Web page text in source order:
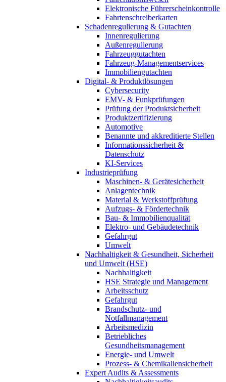
Elektronische Führerscheinkontrolle
Fahrtenschreiberkarten
Schadenregulierung & Gutachten
Innenregulierung
Außenregulierung
Fahrzeuggutachten
Fahrzeug-Managementservices
Immobiliengutachten
Digital- & Produktlösungen
Cybersecurity
EMV- & Funkprüfungen
Prüfung der Produktsicherheit
Produktzertifizierung
Automotive
Benannte und akkreditierte Stellen
Informationssicherheit &
Datenschutz
KI-Services
Industrieprüfung
Maschinen- & Gerätesicherheit
Anlagentechnik
Material & Werkstoffprüfung
Aufzugs- & Fördertechnik
Bau- & Immobilienqualität
Elektro- und Gebäudetechnik
Gefahrgut
Umwelt
Nachhaltigkeit & Gesundheit, Sicherheit
und Umwelt (HSE)
Nachhaltigkeit
HSE Strategie und Management
Arbeitsschutz
Gefahrgut
Brandschutz- und
Notfallmanagement
Arbeitsmedizin
Betriebliches
Gesundheitsmanagement
Energie- und Umwelt
Prozess- & Chemikaliensicherheit
Expert Audits & Assessments